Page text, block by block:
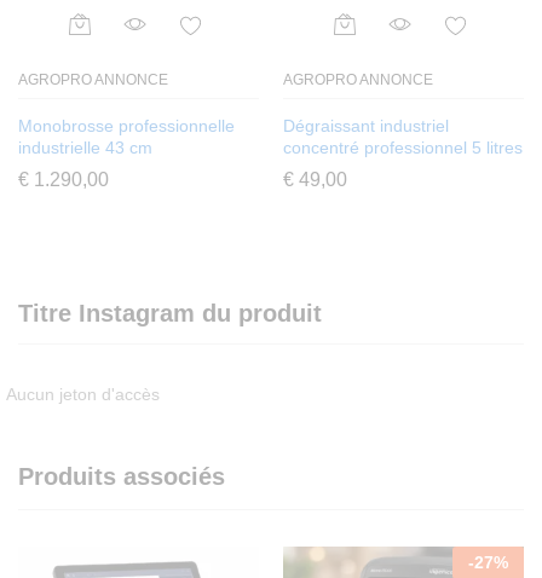
AGROPRO ANNONCE
Monobrosse professionnelle
industrielle 43 cm
€ 1.290,00
AGROPRO ANNONCE
Dégraissant industriel
concentré professionnel 5 litres
€ 49,00
Titre Instagram du produit
Aucun jeton d'accès
Produits associés
-27%